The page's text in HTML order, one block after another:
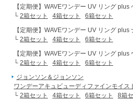
【定期便】WAVEワンデー UV リング plus
└ 2箱セット 4箱セット
6箱セット
【定期便】WAVEワンデー UV リング plus
└ 2箱セット 4箱セット
6箱セット
【定期便】WAVEワンデー UV リング
└ 2箱セット 4箱セット
6箱セット
ジョンソン＆ジョンソン
ワンデーアキュビューディファインモイス
└ 2箱セット 4箱セット 6箱セット
8箱